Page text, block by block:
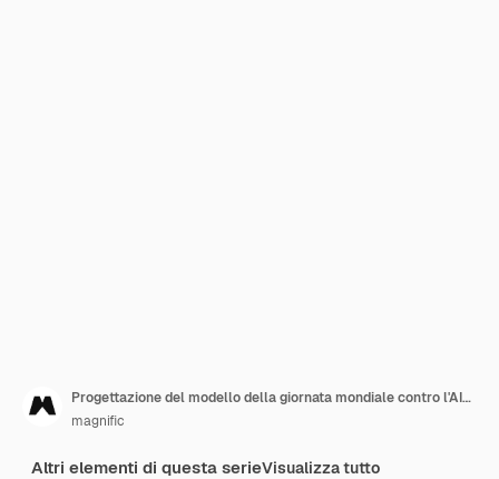
Progettazione del modello della giornata mondiale contro l'AIDS
magnific
Altri elementi di questa serieVisualizza tutto